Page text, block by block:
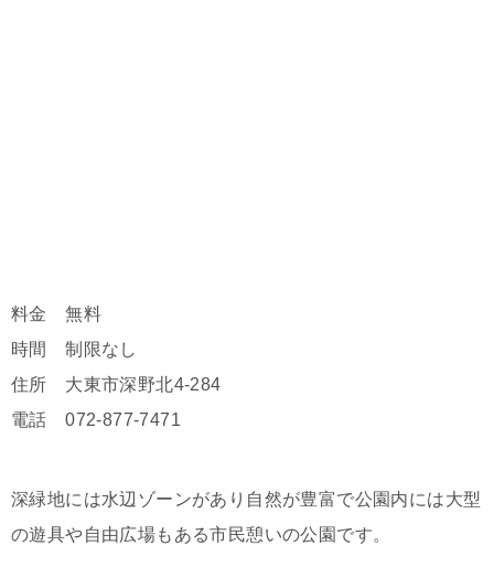
料金 無料
時間 制限なし
住所 大東市深野北4-284
電話 072-877-7471
深緑地には水辺ゾーンがあり自然が豊富で公園内には大型
の遊具や自由広場もある市民憩いの公園です。